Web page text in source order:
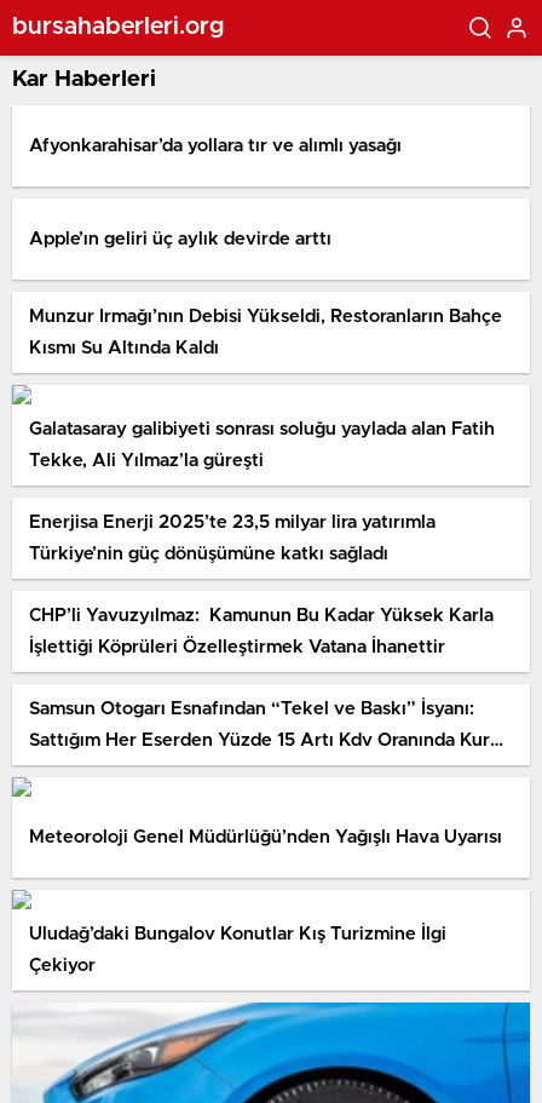
bursahaberleri.org
Kar Haberleri
Afyonkarahisar’da yollara tır ve alımlı yasağı
Apple’ın geliri üç aylık devirde arttı
Munzur Irmağı’nın Debisi Yükseldi, Restoranların Bahçe
Kısmı Su Altında Kaldı
Galatasaray galibiyeti sonrası soluğu yaylada alan Fatih
Tekke, Ali Yılmaz’la güreşti
Enerjisa Enerji 2025’te 23,5 milyar lira yatırımla
Türkiye’nin güç dönüşümüne katkı sağladı
CHP’li Yavuzyılmaz: Kamunun Bu Kadar Yüksek Karla
İşlettiği Köprüleri Özelleştirmek Vatana İhanettir
Samsun Otogarı Esnafından “Tekel ve Baskı” İsyanı:
Sattığım Her Eserden Yüzde 15 Artı Kdv Oranında Kurul
Talep Ediliyor
Meteoroloji Genel Müdürlüğü’nden Yağışlı Hava Uyarısı
Uludağ’daki Bungalov Konutlar Kış Turizmine İlgi
Çekiyor